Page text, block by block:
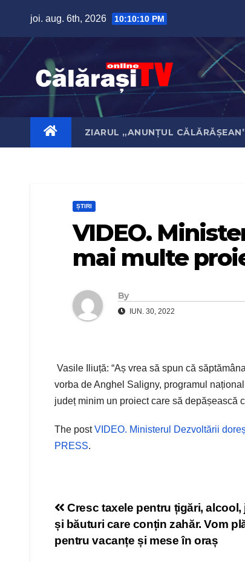
content
joi. aug. 6th, 2026 10:10:10 PM
ZIARUL „ANUNȚUL
ȘTIRI
VIDEO.
mai multe
By
IUN. 30, 2022
Vasile Iliuță: “Aș vrea să spun că
vorba de Anghel Saligny, programul
județ minim un proiect care să depășească
The postVIDEO. Ministerul Dezvoltării
PRESS.
Navigare
în
Cresc taxele pentru țigări,
și băuturi care conțin zahăr. Vom
pentru vacanțe și mese în oraș